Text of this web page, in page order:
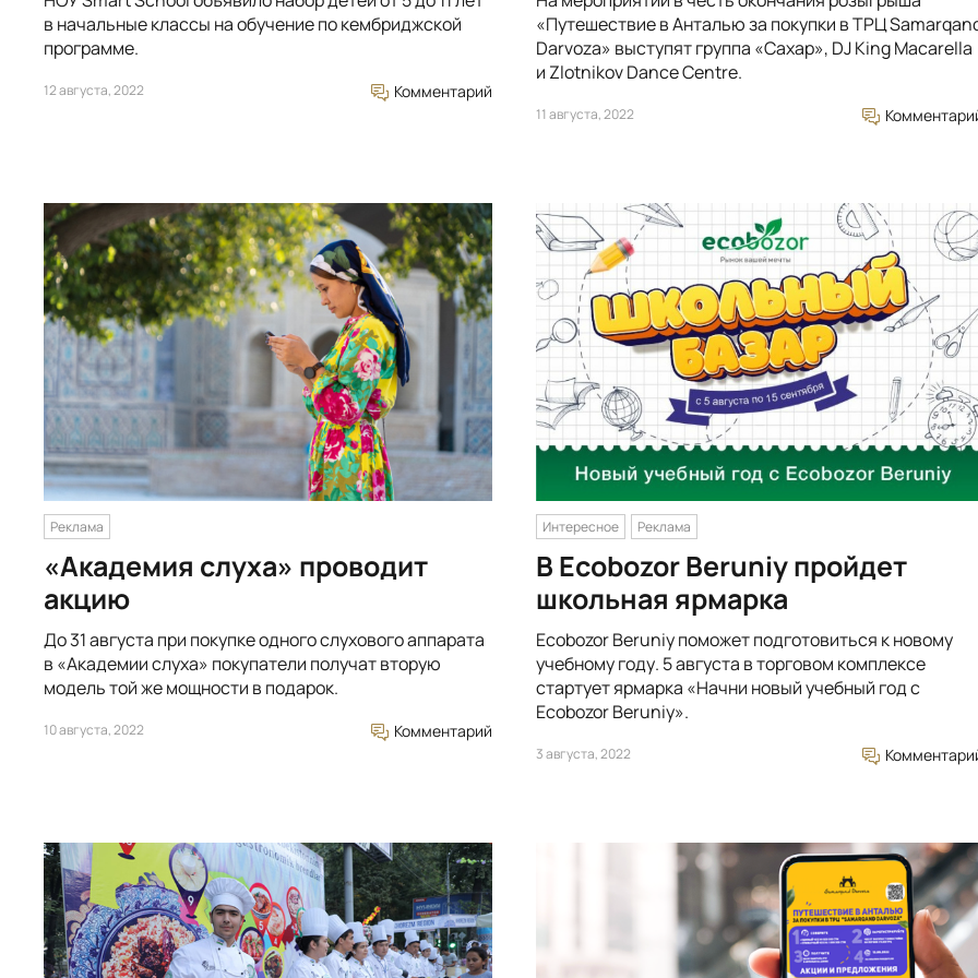
в начальные классы на обучение по кембриджской
программе.
12 августа, 2022 Комментарий
«Путешествие в Анталью за покупки в ТРЦ
Darvoza» выступят группа «Сахар», DJ King Macarella
и Zlotnikov Dance Centre.
11 августа, 2022
Реклама
«Академия слуха» проводит
акцию
До 31 августа при покупке одного слухового аппарата
в «Академии слуха» покупатели получат вторую
модель той же мощности в подарок.
10 августа, 2022 Комментарий
Интересное Реклама
В Ecobozor Beruniy пройдет
школьная ярмарка
Ecobozor Beruniy поможет подготовиться к новому
учебному году. 5 августа в торговом комплексе
стартует ярмарка «Начни новый учебный год с
Ecobozor Beruniy».
3 августа, 2022